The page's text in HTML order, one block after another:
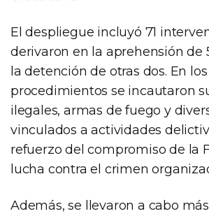
El despliegue incluyó 71
derivaron en la aprehensión de
la detención de otras dos. En los
procedimientos se incautaron
ilegales, armas de fuego y
vinculados a actividades
refuerzo del compromiso de la
lucha contra el crimen
Además, se llevaron a cabo